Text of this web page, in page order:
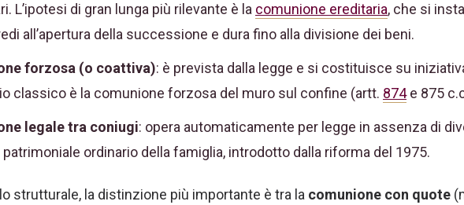
L’ipotesi di gran lunga più rilevante è la comunione ereditaria, che si
all’apertura della successione e dura fino alla divisione dei beni.
forzosa (o coattiva): è prevista dalla legge e si costituisce su
classico è la comunione forzosa del muro sul confine (artt. 874e 875
legale tra coniugi: opera automaticamente per legge in assenza di
ordinario della famiglia, introdotto dalla riforma del 1975.
strutturale, la distinzione più importante è tra la comunione con quote